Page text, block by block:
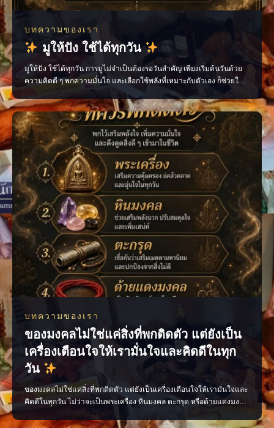
บทความของเรา
มูให้ปัง ใช้ได้ทุกวัน
มูให้ปัง ใช้ได้ทุกวัน การมูไม่จำเป็นต้องรอวันสำคัญ เพียงเริ่มต้นวันด้วย
ความคิดดี ๆ พกความมั่นใจ และเลือกใช้พลังที่เหมาะกับตัวเอง ก็ช่วยให้
ชีวิตประจำวันไหลลื่นขึ้นได้ ไม่ว่าจะเป็นเรื่องงาน การเงิน ความรัก หรือ
โอกาสใหม่ ๆ ทุกอย่างเริ่มต้นได้จาก “พลังใจ” ของเราเอง ติดตามเรื่องราว
สายมูแบบเข้าใจง่าย พร้อ
บทความของเรา
ของมงคลไม่ใช่แค่สิ่งที่พกติดตัว แต่ยังเป็น
เครื่องเตือนใจให้เรามั่นใจและคิดดีในทุก
วัน
ของมงคลไม่ใช่แค่สิ่งที่พกติดตัว แต่ยังเป็นเครื่องเตือนใจให้เรามั่นใจและ
คิดดีในทุกวัน ไม่ว่าจะเป็นพระเครื่อง หินมงคล ตะกรุด หรือด้ายแดงมงคล
พลังใจดี ๆ จะค่อย ๆ ตามมา เพจ ไสยะ ทำนาย ทายทัก เสน่ห์ ของขลัง ดูด